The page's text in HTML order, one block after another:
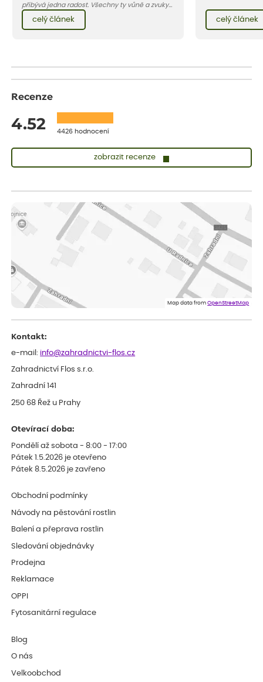
přibývá jedna radost. Všechny ty vůně a zvuky
červencové zahrady. Sklizeň rybízu do kuchyně
vnese neuvěřitelný klid a radost. A taky trochu
bezstarostnosti dětství při mlsání babiččina
celý článek
této barvě.
celý článek
Recenze
4.52 4426 hodnocení
zobrazit recenze
Vše přišlo velice rychle krásně zabalené. Rostlinky po přesazení
velice dobře prospívají
Jarda
ověřený nákup
Dobrý den, byli jsme spokojeni
Eshop, objednání bylo v pořádku, žádný problém. Jen jsem byla
smutná z dodávky jedné kytky, která nebyla v nejlepší kondici a i
Map data fromOpenStreetMap
Kontakt:
e-mail: info@zahradnictvi-flos.cz
Zahradnictví Flos s.r.o.
Zahradní 141
250 68 Řež u Prahy
Otevírací doba:
Pondělí až sobota - 8:00 - 17:00
Pátek 1.5.2026 je otevřeno
Pátek 8.5.2026 je zavřeno
Obchodní podmínky
Návody na pěstování rostlin
Balení a přeprava rostlin
Sledování objednávky
Prodejna
Reklamace
OPPI
Fytosanitární regulace
Blog
O nás
Velkoobchod